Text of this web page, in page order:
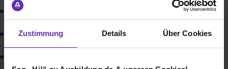
Zustimmung Details Über Cookies
Produktveredler Textil (m/w/d)
Maschinen- u. Anlagenführer Textilveredlung (m/w/d)